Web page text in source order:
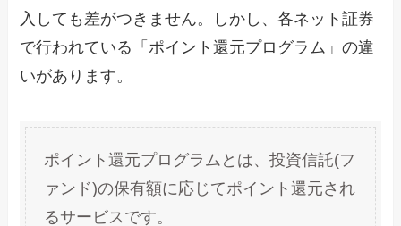
入しても差がつきません。しかし、各ネット証券
で行われている「ポイント還元プログラム」の違
いがあります。
ポイント還元プログラムとは、投資信託(フ
ァンド)の保有額に応じてポイント還元され
るサービスです。